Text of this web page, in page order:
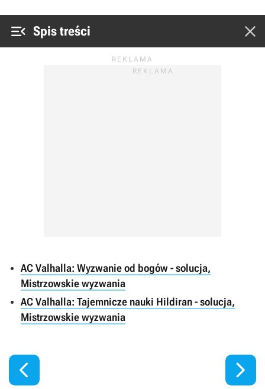
 Spis treści 
AC Valhalla: Wyzwanie od bogów - solucja,
Mistrzowskie wyzwania
AC Valhalla: Tajemnicze nauki Hildiran - solucja,
Mistrzowskie wyzwania
 